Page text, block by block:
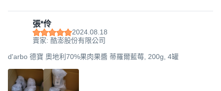
張*伶
2024.08.18
賣家: 酷澎股份有限公司
d'arbo 德寶 奧地利70%果肉果醬 蒂羅爾藍莓, 200g, 4罐